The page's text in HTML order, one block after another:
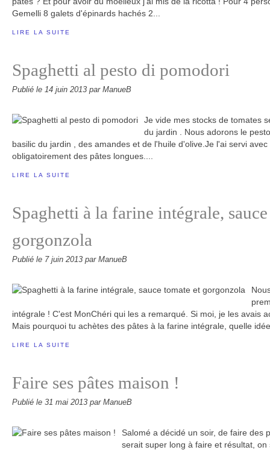
Gemelli 8 galets d'épinards hachés 2...
LIRE LA SUITE
Spaghetti al pesto di pomodori
Publié le 14 juin 2013 par ManueB
Je vide mes stocks de tomates
du jardin . Nous adorons le
basilic du jardin , des amandes et de l'huile d'olive.Je l'ai servi
obligatoirement des pâtes longues....
LIRE LA SUITE
Spaghetti à la farine intégrale,
gorgonzola
Publié le 7 juin 2013 par ManueB
intégrale ! C'est MonChéri qui les a remarqué. Si moi, je les avais
Mais pourquoi tu achètes des pâtes à la farine intégrale, quelle
LIRE LA SUITE
Faire ses pâtes maison !
Publié le 31 mai 2013 par ManueB
Salomé a décidé un soir, de faire des
serait super long à faire et résultat,